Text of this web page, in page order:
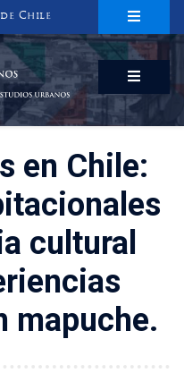
Chile
URBANOS
Y ESTUDIOS URBANOS
en Chile:
cultural
mapuche.